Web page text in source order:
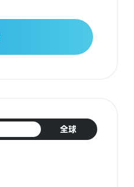
全球